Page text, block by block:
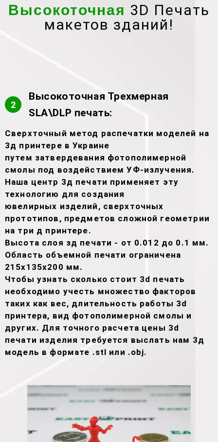
Высокоточная 3D Печать
макетов зданий!
2
Высокоточная Трехмерная
SLA\DLP печать:
Сверхточный метод распечатки моделей на
3д принтере в Украине
путем затвердевания фотополимерной
смолы под воздействием УФ-излучения.
Наша центр 3д печати применяет эту
технологию для создания
ювелирных изделий, сверхточных
прототипов, предметов сложной геометрии
на три д принтере.
Высота слоя зд печати - от 0.012 до 0.1 мм.
Область объемной печати ограничена
215х135х200 мм.
Чтобы узнать сколько стоит 3d печать
необходимо учесть множество факторов
таких как вес, длительность работы 3d
принтера, вид фотополимерной смолы и
других. Для точного расчета цены 3d
печати изделия требуется выслать нам 3д
модель в формате .stl или .obj.